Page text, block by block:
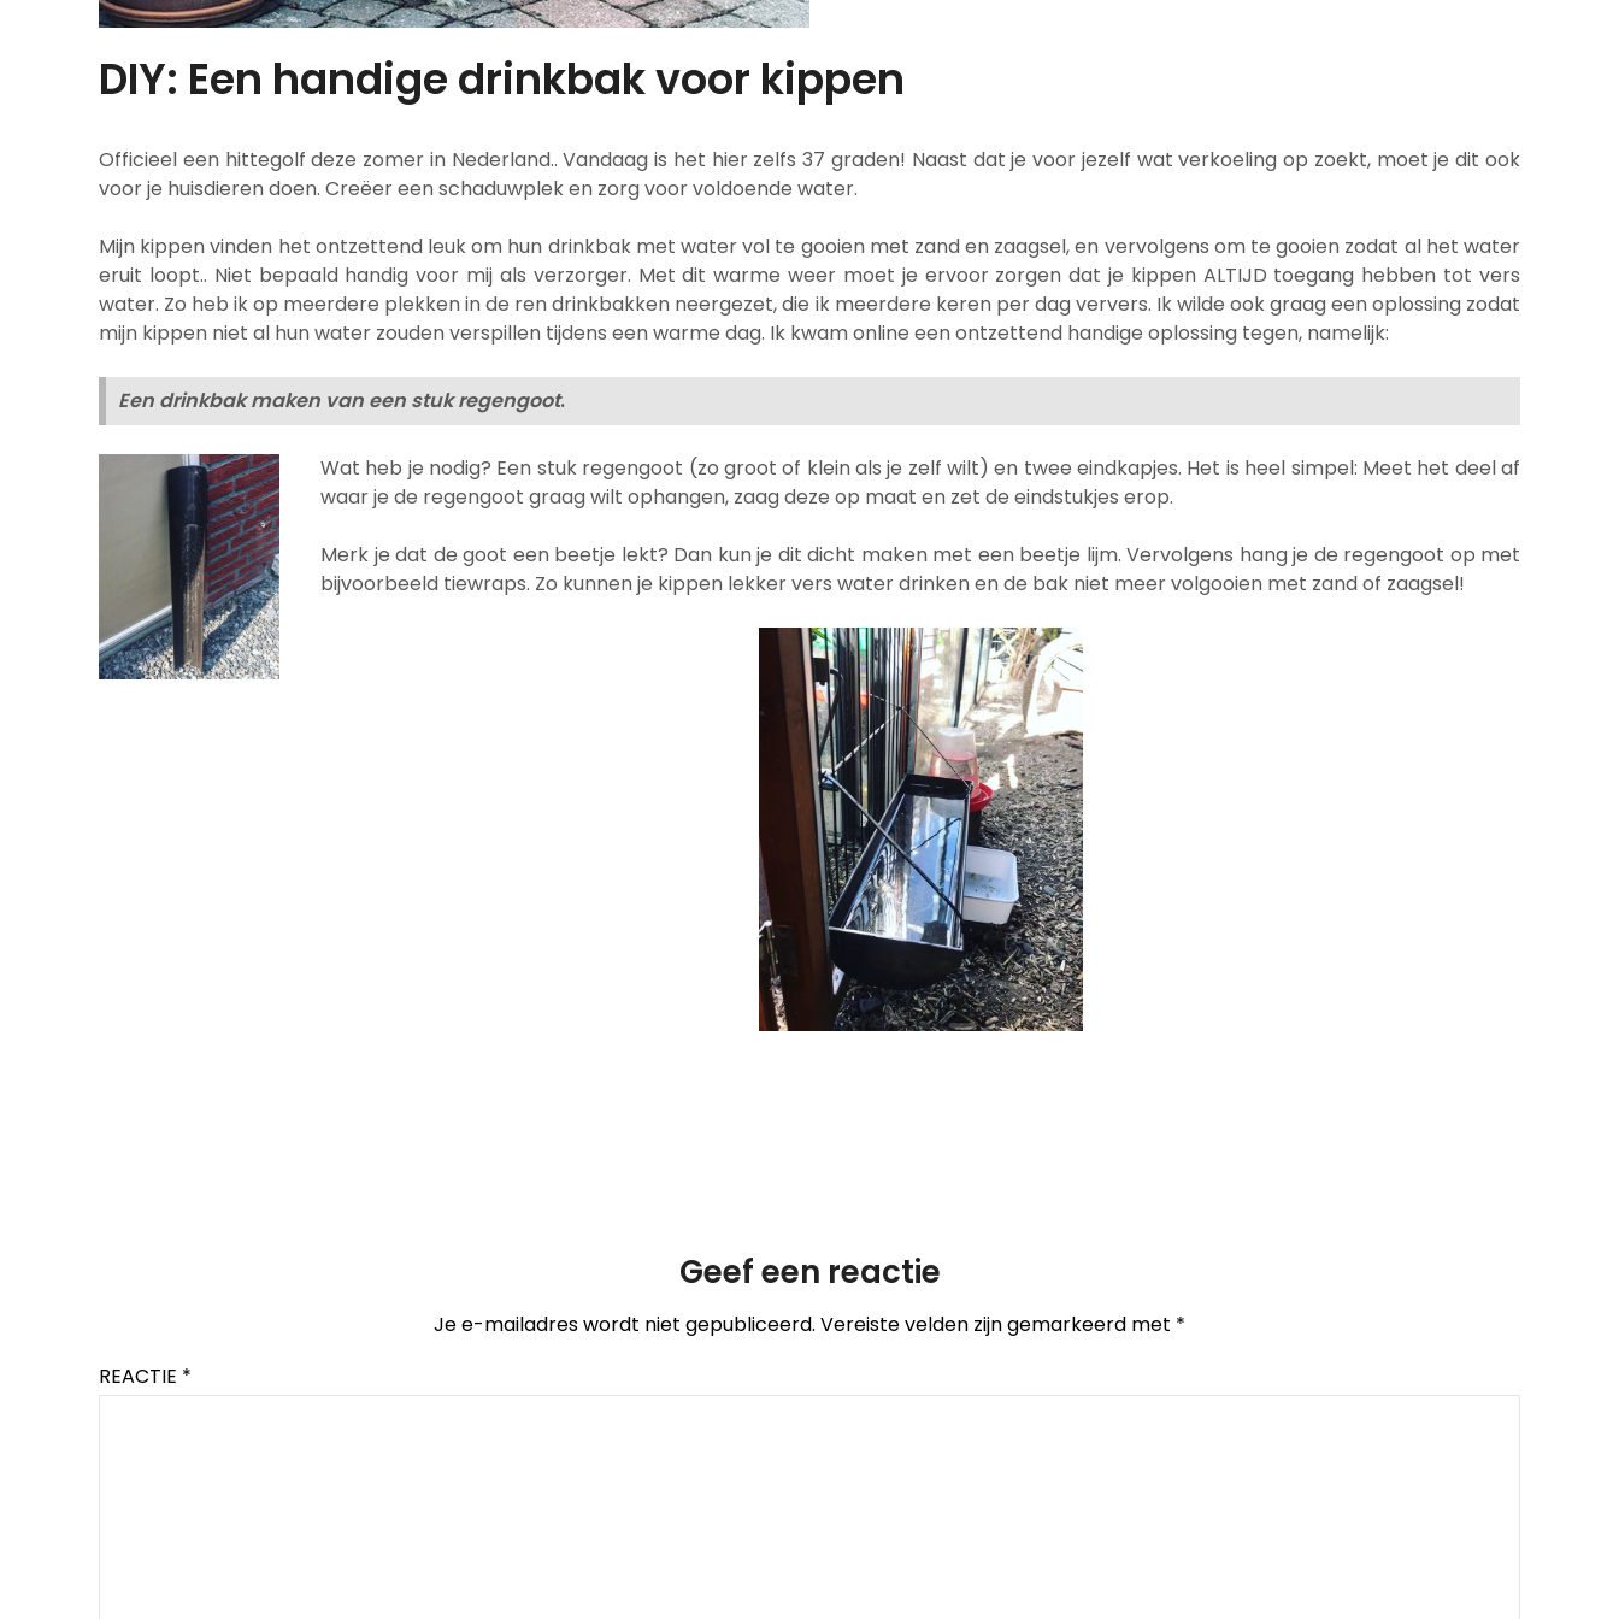
DIY: Een handige drinkbak voor kippen
Officieel een hittegolf deze zomer in Nederland.. Vandaag is het hier zelfs 37 graden! Naast dat je voor jezelf wat verkoeling op zoekt, moet je dit ook
voor je huisdieren doen. Creëer een schaduwplek en zorg voor voldoende water.
Mijn kippen vinden het ontzettend leuk om hun drinkbak met water vol te gooien met zand en zaagsel, en vervolgens om te gooien zodat al het water
eruit loopt.. Niet bepaald handig voor mij als verzorger. Met dit warme weer moet je ervoor zorgen dat je kippen ALTIJD toegang hebben tot vers
water. Zo heb ik op meerdere plekken in de ren drinkbakken neergezet, die ik meerdere keren per dag ververs. Ik wilde ook graag een oplossing zodat
mijn kippen niet al hun water zouden verspillen tijdens een warme dag. Ik kwam online een ontzettend handige oplossing tegen, namelijk:
Een drinkbak maken van een stuk regengoot.
Wat heb je nodig? Een stuk regengoot (zo groot of klein als je zelf wilt) en twee eindkapjes. Het is heel simpel: Meet het deel af
waar je de regengoot graag wilt ophangen, zaag deze op maat en zet de eindstukjes erop.
Merk je dat de goot een beetje lekt? Dan kun je dit dicht maken met een beetje lijm. Vervolgens hang je de regengoot op met
bijvoorbeeld tiewraps. Zo kunnen je kippen lekker vers water drinken en de bak niet meer volgooien met zand of zaagsel!
Geef een reactie
Je e-mailadres wordt niet gepubliceerd. Vereiste velden zijn gemarkeerd met *
REACTIE *